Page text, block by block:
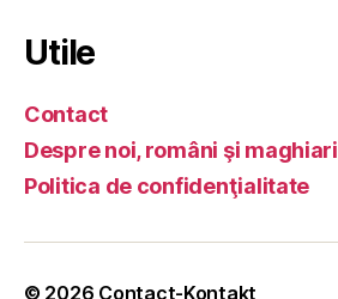
Utile
Contact
Despre noi, români şi maghiari
Politica de confidenţialitate
© 2026 Contact-Kontakt